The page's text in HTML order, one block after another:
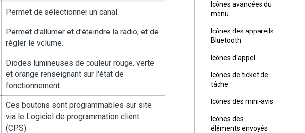
Permet de sélectionner un canal.
Permet d'allumer et d'éteindre la radio, et de
régler le volume.
Diodes lumineuses de couleur rouge, verte
et orange renseignant sur l'état de
fonctionnement.
Ces boutons sont programmables sur site
via le Logiciel de programmation client
(CPS).
Icônes avancées du
menu
Icônes des appareils
Bluetooth
Icônes d'appel
Icônes de ticket de
tâche
Icônes des mini-avis
Icônes des
éléments envoyés